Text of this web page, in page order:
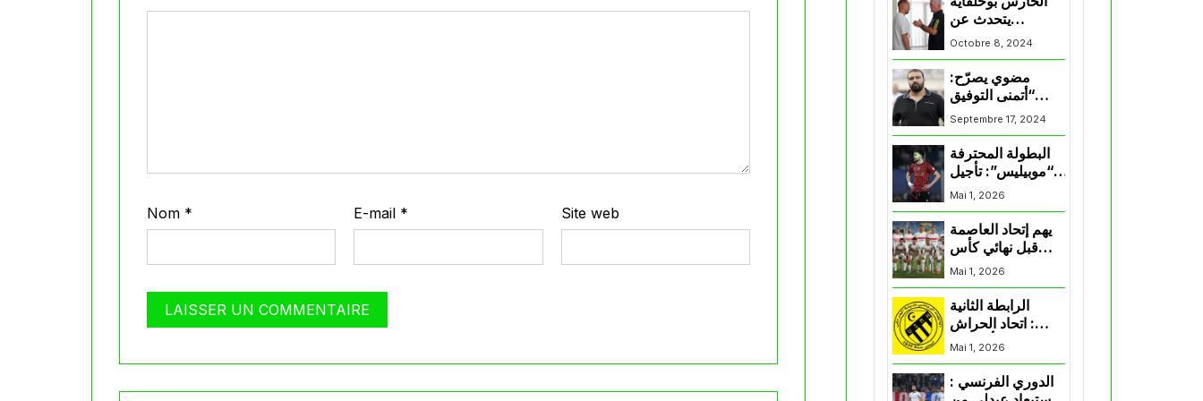
Nom * E-mail * Site web
يتحدث عن
طموحاته مع
المنتخب و شباب
قسنطينة
Octobre 8, 2024
مضوي يصرّح:
“أتمنى التوفيق
لممثلي الكرة
الجزائرية في
Septembre 17, 2024
البطولة المحترفة
“موبيليس”: تأجيل
مباراة إتحاد
العاصمة وأتلتيك
بارادو
Mai 1, 2026
يهم إتحاد العاصمة
قبل نهائي كأس
اكاف : الزمالك
يسقط بثلاثية أمام
Mai 1, 2026
الرابطة الثانية
: اتحاد الحراش
يحسم التأهل إلى
“البلاي أوف”
Mai 1, 2026
الدوري الفرنسي :